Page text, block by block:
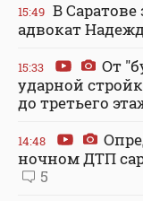
15:49 В
адвокат
15:33
От
ударной
до третьего
14:48
ночном ДТП
5